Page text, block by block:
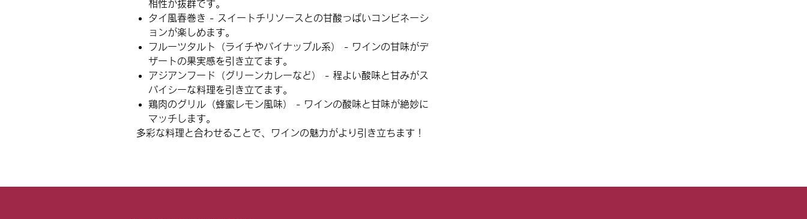
相性が抜群です。
タイ風春巻き - スイートチリソースとの甘酸っぱいコンビネーシ
ョンが楽しめます。
フルーツタルト
（ライチやパイナップル系） - ワインの甘味がデ
ザートの果実感を引き立てます。
アジアンフード
（グリーンカレーなど） - 程よい酸味と甘みがス
パイシーな料理を引き立てます。
鶏肉のグリル（蜂蜜レモン風味）
- ワインの酸味と甘味が絶妙に
マッチします。
多彩な料理と合わせることで、ワインの魅力がより引き立ちます！